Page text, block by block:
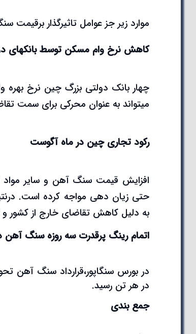
موارد زیر جز عوامل تاثیرگذار
کاهش نرخ وام مسکن توسط بانکهای
چهار بانک دولتی بزرگ چین نرخ
میتواند به عنوان محرکی برای سمت
رکود تجاری چین در ماه آگوست
افزایش قیمت سنگ آهن و سایر مواد
حتی زیان دهی مواجه کرده است.
به دلیل کاهش تقاضای خارج از
اتمام رینگ پرقدرت سه روزه سنگ آهن
در هر تن رسید.
جمع بندی